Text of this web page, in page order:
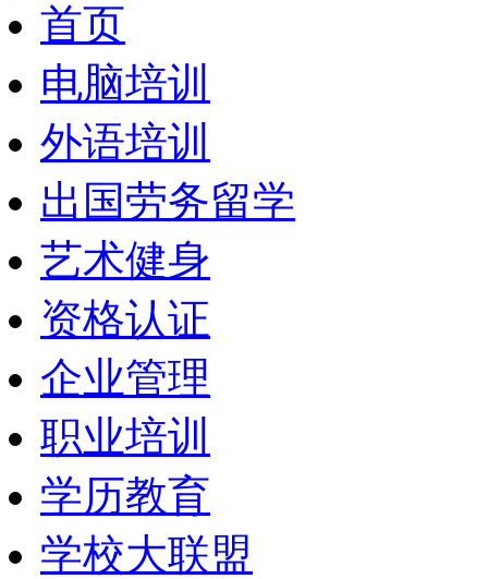
首页
电脑培训
外语培训
出国劳务留学
艺术健身
资格认证
企业管理
职业培训
学历教育
学校大联盟